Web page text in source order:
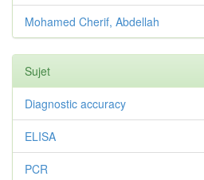
Mohamed Cherif, Abdellah
Sujet
Diagnostic accuracy
ELISA
PCR